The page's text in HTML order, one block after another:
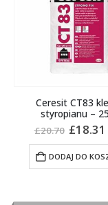
Ceresit CT83
styropianu –
£20.70
£20.70.
£18.31
DODAJ DO